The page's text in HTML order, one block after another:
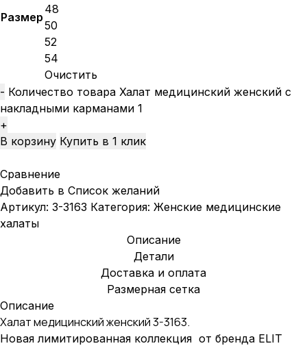
Размер
48
50
52
54
Очистить
Количество товара Халат медицинский женский с
накладными карманами
В корзину Купить в 1 клик
Сравнение
Добавить в Список желаний
Артикул: 3-3163 Категория: Женские медицинские
халаты
Описание
Детали
Доставка и оплата
Размерная сетка
Описание
Халат медицинский женский 3-3163.
Новая лимитированная коллекция от бренда ELIT